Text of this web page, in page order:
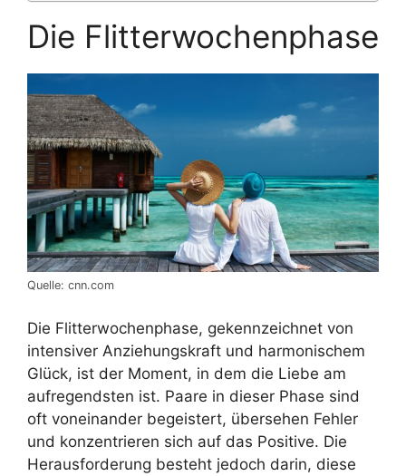
Die Flitterwochenphase
Quelle: cnn.com
Die Flitterwochenphase, gekennzeichnet von
intensiver Anziehungskraft und harmonischem
Glück, ist der Moment, in dem die Liebe am
aufregendsten ist. Paare in dieser Phase sind
oft voneinander begeistert, übersehen Fehler
und konzentrieren sich auf das Positive. Die
Herausforderung besteht jedoch darin, diese